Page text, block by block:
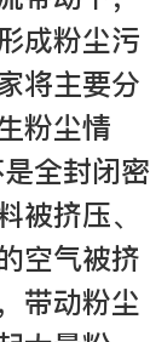
成粉尘污
将主要分
粉尘情
全封闭密
被挤压、
空气被挤
带动粉尘